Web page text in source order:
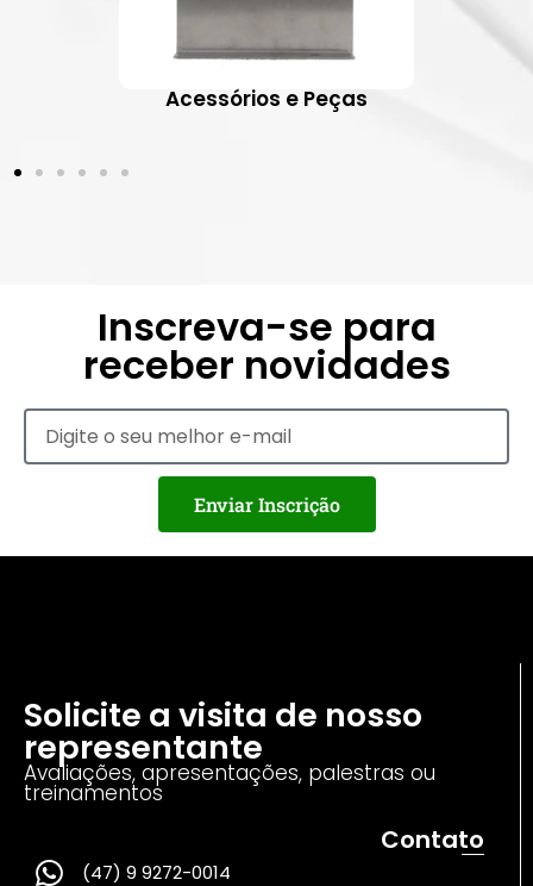
Acessórios e Peças
Inscreva-se para
receber novidades
Enviar Inscrição
Solicite a visita de nosso
representante
Avaliações, apresentações, palestras ou
treinamentos
Contato
(47) 9 9272-0014